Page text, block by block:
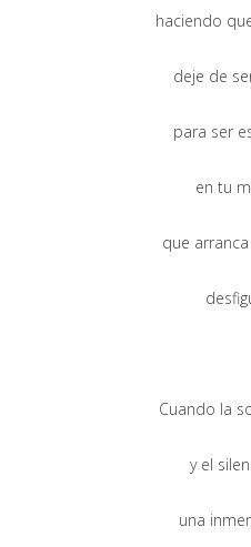
haciendo
deje de
para ser
en tu
que
Cuando la
y el
una